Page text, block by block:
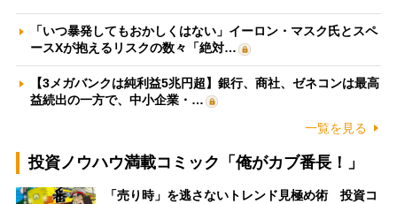
「いつ暴発してもおかしくはない」イーロン・マスク氏とスペ
ースXが抱えるリスクの数々「絶対…
【3メガバンクは純利益5兆円超】銀行、商社、ゼネコンは最高
益続出の一方で、中小企業・…
一覧を見る
投資ノウハウ満載コミック「俺がカブ番長！」
「売り時」を逃さないトレンド見極め術 投資コ